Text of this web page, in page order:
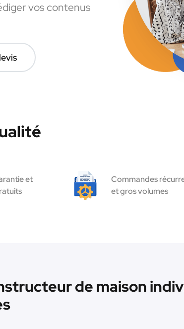
vos contenus
et
Commandes
et gros volumes
de maison